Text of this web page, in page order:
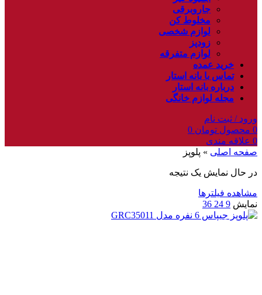
جاروبرقی
مخلوط کن
لوازم شخصی
زودپز
لوازم متفرقه
خرید عمده
تماس با بانه استار
درباره بانه استار
مجله لوازم خانگی
ورود / ثبت نام
0 محصول تومان
0 علاقه مندی
صفحه اصلی » پلوپز
در حال نمایش یک نتیجه
مشاهده فیلترها
نمایش 9
24
36